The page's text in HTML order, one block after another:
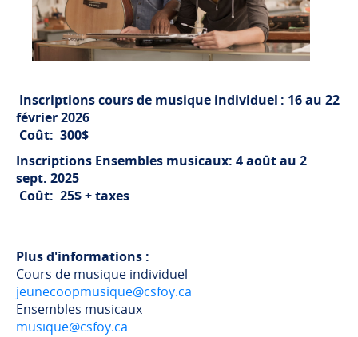
Inscriptions cours de musique individuel : 16 au 22
février 2026
Coût: 300$
Inscriptions Ensembles musicaux: 4 août au 2
sept. 2025
Coût: 25$ + taxes
Plus d'informations :
Cours de musique individuel
jeunecoopmusique@csfoy.ca
Ensembles musicaux
musique@csfoy.ca